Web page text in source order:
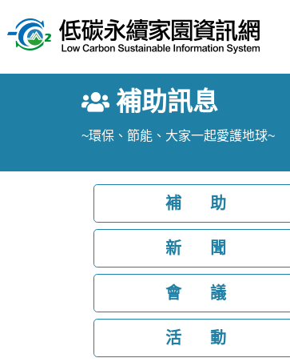
補助訊息
~環保、節能、大家一起愛護地球~
補 助
新 聞
會 議
活 動